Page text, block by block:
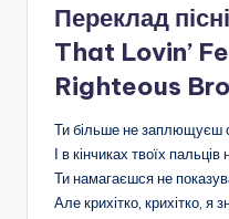
Переклад
That Lovin’
Righteous
Ти більше не заплющуєш
І в кінчиках твоїх
Ти намагаєшся не
Але крихітко, крихітко, я